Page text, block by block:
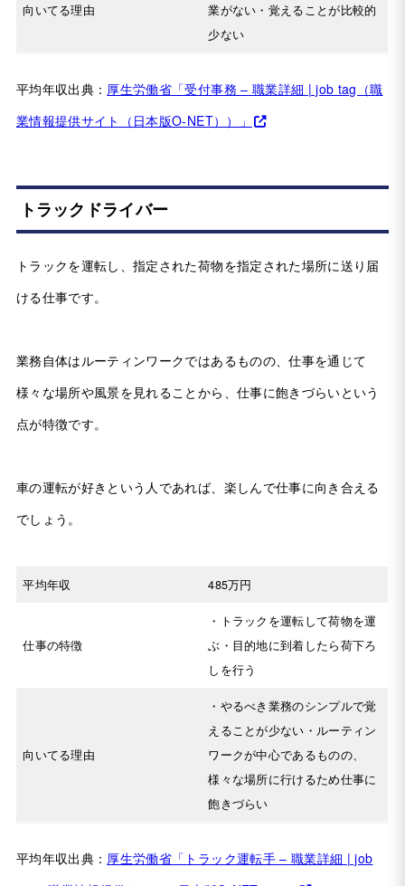
向いてる理由
業がない・覚えることが比較的
少ない
平均年収出典： 厚生労働省「受付事務 – 職業詳細 | job tag（職
業情報提供サイト（日本版O-NET））」
トラックドライバー
トラックを運転し、指定された荷物を指定された場所に送り届
ける仕事です。
業務自体はルーティンワークではあるものの、仕事を通じて
様々な場所や風景を見れることから、仕事に飽きづらいという
点が特徴です。
車の運転が好きという人であれば、楽しんで仕事に向き合える
でしょう。
平均年収 485万円
仕事の特徴
・トラックを運転して荷物を運
ぶ・目的地に到着したら荷下ろ
しを行う
向いてる理由
・やるべき業務のシンプルで覚
えることが少ない・ルーティン
ワークが中心であるものの、
様々な場所に行けるため仕事に
飽きづらい
平均年収出典： 厚生労働省「トラック運転手 – 職業詳細 | job